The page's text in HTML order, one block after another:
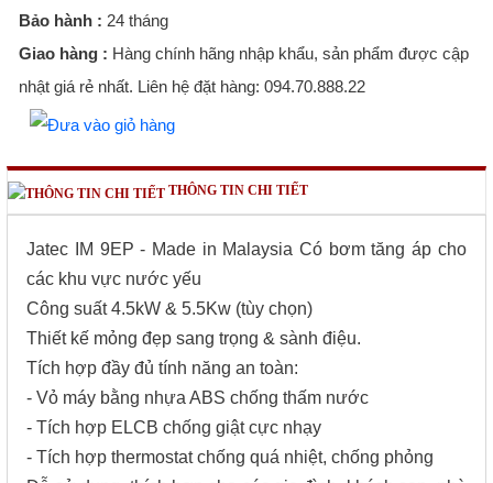
Bảo hành : 24 tháng
Giao hàng : Hàng chính hãng nhập khẩu, sản phẩm được cập
nhật giá rẻ nhất. Liên hệ đặt hàng: 094.70.888.22
THÔNG TIN CHI TIẾT
Jatec IM 9EP - Made in Malaysia Có bơm tăng áp cho
các khu vực nước yếu
Công suất 4.5kW & 5.5Kw (tùy chọn)
Thiết kế mỏng đẹp sang trọng & sành điệu.
Tích hợp đầy đủ tính năng an toàn:
- Vỏ máy bằng nhựa ABS chống thấm nước
- Tích hợp ELCB chống giật cực nhạy
- Tích hợp thermostat chống quá nhiệt, chống phỏng